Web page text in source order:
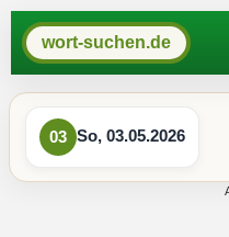
wort-suchen.de
03 So, 03.05.2026